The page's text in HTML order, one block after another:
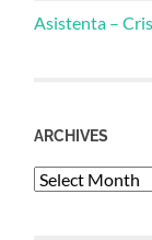
Asistenta –
ARCHIVES
Archives